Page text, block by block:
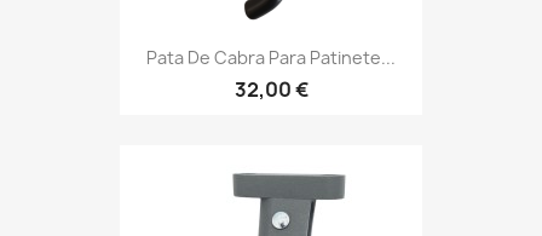
Pata De Cabra Para Patinete...
32,00 €